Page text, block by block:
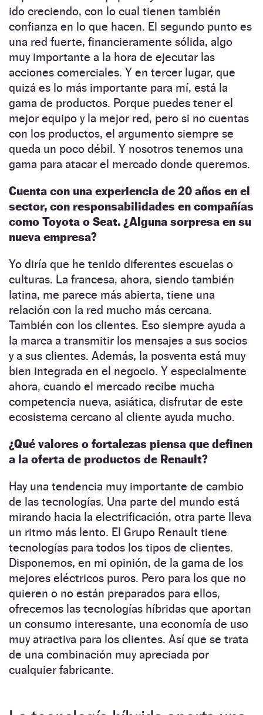
ido creciendo, con lo cual tienen también
confianza en lo que hacen. El segundo punto es
una red fuerte, financieramente sólida, algo
muy importante a la hora de ejecutar las
acciones comerciales. Y en tercer lugar, que
quizá es lo más importante para mí, está la
gama de productos. Porque puedes tener el
mejor equipo y la mejor red, pero si no cuentas
con los productos, el argumento siempre se
queda un poco débil. Y nosotros tenemos una
gama para atacar el mercado donde queremos.
Cuenta con una experiencia de 20 años en el
sector, con responsabilidades en compañías
como Toyota o Seat. ¿Alguna sorpresa en su
nueva empresa?
Yo diría que he tenido diferentes escuelas o
culturas. La francesa, ahora, siendo también
latina, me parece más abierta, tiene una
relación con la red mucho más cercana.
También con los clientes. Eso siempre ayuda a
la marca a transmitir los mensajes a sus socios
y a sus clientes. Además, la posventa está muy
bien integrada en el negocio. Y especialmente
ahora, cuando el mercado recibe mucha
competencia nueva, asiática, disfrutar de este
ecosistema cercano al cliente ayuda mucho.
¿Qué valores o fortalezas piensa que definen
a la oferta de productos de Renault?
Hay una tendencia muy importante de cambio
de las tecnologías. Una parte del mundo está
mirando hacia la electrificación, otra parte lleva
un ritmo más lento. El Grupo Renault tiene
tecnologías para todos los tipos de clientes.
Disponemos, en mi opinión, de la gama de los
mejores eléctricos puros. Pero para los que no
quieren o no están preparados para ellos,
ofrecemos las tecnologías híbridas que aportan
un consumo interesante, una economía de uso
muy atractiva para los clientes. Así que se trata
de una combinación muy apreciada por
cualquier fabricante.